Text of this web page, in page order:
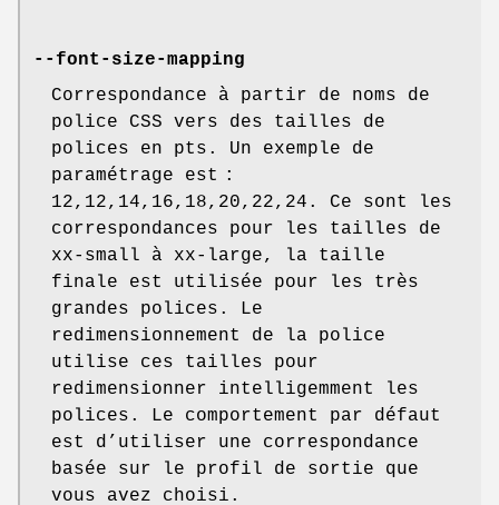
--font-size-mapping
Correspondance à partir de noms de
police CSS vers des tailles de
polices en pts. Un exemple de
paramétrage est :
12,12,14,16,18,20,22,24. Ce sont les
correspondances pour les tailles de
xx-small à xx-large, la taille
finale est utilisée pour les très
grandes polices. Le
redimensionnement de la police
utilise ces tailles pour
redimensionner intelligemment les
polices. Le comportement par défaut
est d’utiliser une correspondance
basée sur le profil de sortie que
vous avez choisi.